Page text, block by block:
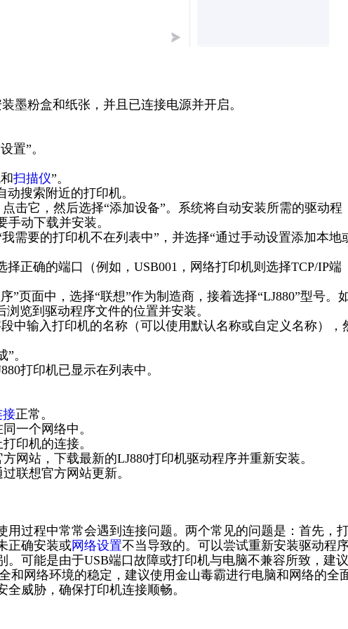
墨粉盒和纸张，并且已连接电源并开启。
置”。
扫描仪”。
搜索附近的打印机。
击它，然后选择“添加设备”。系统将自动安装所需的驱动程
动下载并安装。
需要的打印机不在列表中”，并选择“通过手动设置添加本地
正确的端口（例如，USB001，网络打印机则选择TCP/IP端
”页面中，选择“联想”作为制造商，接着选择“LJ880”型号。
览到驱动程序文件的位置并安装。
中输入打印机的名称（可以使用默认名称或自定义名称），
。
打印机已显示在列表中。
接正常。
一个网络中。
印机的连接。
网站，下载最新的LJ880打印机驱动程序并重新安装。
联想官方网站更新。
用过程中常常会遇到连接问题。两个常见的问题是：首先，
正确安装或网络设置不当导致的。可以尝试重新安装驱动程
可能是由于USB端口故障或打印机与电脑不兼容所致，建
和网络环境的稳定，建议使用金山毒霸进行电脑和网络的全
威胁，确保打印机连接顺畅。